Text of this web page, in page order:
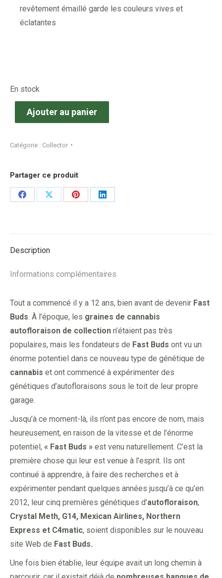
revêtement émaillé garde les couleurs vives et
éclatantes
En stock
Ajouter au panier
Catégorie : Collector
Partager ce produit
Share
Share
Share
Share
Description
Informations complémentaires
Tout a commencé il y a 12 ans, bien avant de devenir Fast
Buds. À l’époque, les graines de cannabis
autofloraison de collection n’étaient pas très
populaires, mais les fondateurs de Fast Buds ont vu un
énorme potentiel dans ce nouveau type de génétique de
cannabis et ont commencé à expérimenter des
génétiques d’autofloraisons sous le toit de leur propre
garage.
Jusqu’à ce moment-là, ils n’ont pas encore de nom, mais
heureusement, en raison de la vitesse et de l’énorme
potentiel, « Fast Buds » est venu naturellement. C’est la
première chose qui leur est venue à l’esprit. Ils ont
continué à apprendre, à faire des recherches et à
expérimenter pendant quelques années jusqu’à ce qu’en
2012, leur cinq premières génétiques d’autofloraison,
Crystal Meth, G14, Mexican Airlines, Northern
Express et C4matic, soient disponibles sur le nouveau
site Web de Fast Buds.
Une fois bien établie, leur équipe avait un long chemin à